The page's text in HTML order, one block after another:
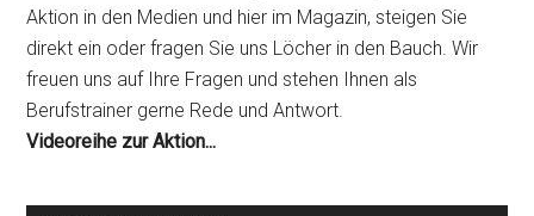
Aktion in den Medien und hier im Magazin, steigen Sie
direkt ein oder fragen Sie uns Löcher in den Bauch. Wir
freuen uns auf Ihre Fragen und stehen Ihnen als
Berufstrainer gerne Rede und Antwort.
Videoreihe zur Aktion...